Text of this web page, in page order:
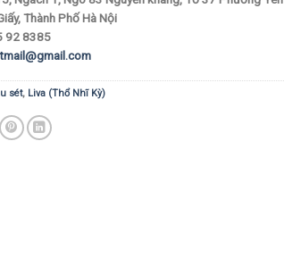
Thành Phố Hà Nội
92 8385
sét, Liva (Thổ Nhĩ Kỳ)